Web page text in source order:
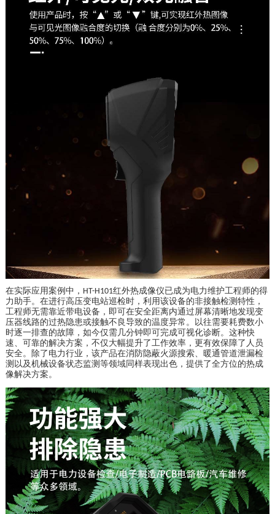
在实际应用案例中， HT-H101红外热成像仪已成为电力维护工程师的得
力助手。在进行高压变电站巡检时，利用该设备的非接触检测特性，
工程师无需靠近带电设备，即可在安全距离内通过屏幕清晰地发现变
压器线路的过热隐患或接触不良导致的温度异常。以往需要耗费数小
时逐一排查的故障，如今仅需几分钟即可完成可视化诊断。这种快
速、可靠的解决方案，不仅大幅提升了工作效率，更有效保障了人员
安全。除了电力行业，该产品在消防隐蔽火源搜索、暖通管道泄漏检
测以及机械设备状态监测等领域同样表现出色，提供了全方位的热成
像解决方案。